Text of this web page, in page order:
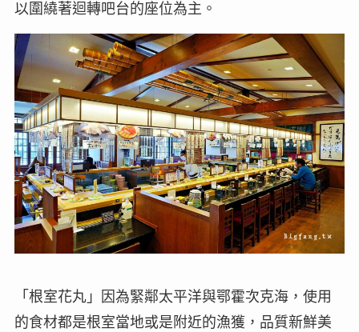
以圍繞著迴轉吧台的座位為主。
「根室花丸」因為緊鄰太平洋與鄂霍次克海，使用
的食材都是根室當地或是附近的漁獲，品質新鮮美